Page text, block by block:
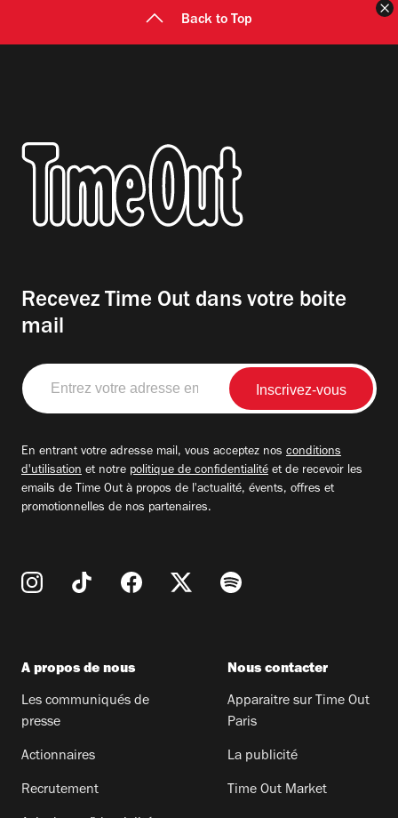
Back to Top
Recevez Time Out dans votre boite
mail
Entrez
votre
adresse
En entrant votre adresse mail, vous acceptez nos conditions
d'utilisation et notre politique de confidentialité et de recevoir les
emails de Time Out à propos de l'actualité, évents, offres et
promotionnelles de nos partenaires.
A propos de nous
Les communiqués de
presse
Actionnaires
Recrutement
Nous contacter
Apparaitre sur Time Out
Paris
La publicité
Time Out Market